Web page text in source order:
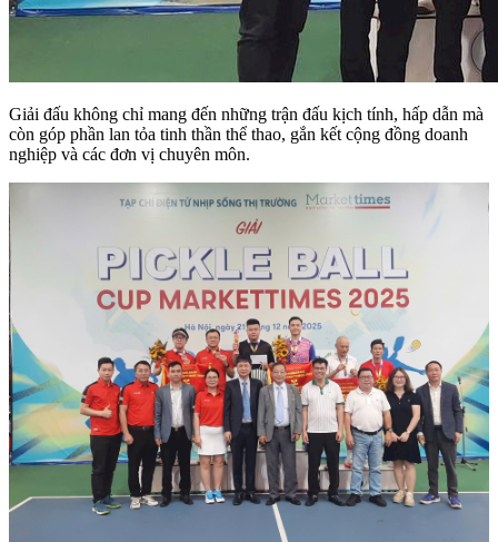
Giải đấu không chỉ mang đến những trận đấu kịch tính, hấp dẫn mà
còn góp phần lan tỏa tinh thần thể thao, gắn kết cộng đồng doanh
nghiệp và các đơn vị chuyên môn.